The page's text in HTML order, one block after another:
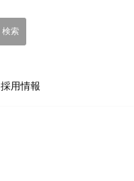
採用情報